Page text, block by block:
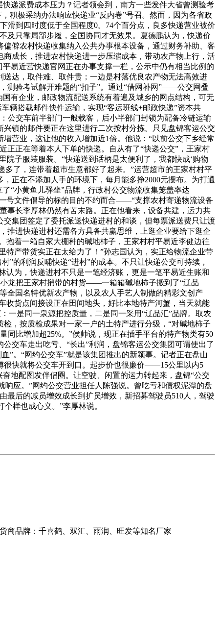
递派费成本压力？记者领会到，南方一些发件大省曾测验考
积极采纳办法响应快递业“反内卷”号召。然而，因为各省政
滑到四时度低于全国程度0。74个百分点，良多快递营业被价
及只靠局部步履，全国协同才无效果。夏德鹏认为，快递价
僻农村快递收集纳入公共办事根本设备，通过财务补助、客
成长，推进农村快递进一步压缩成本，带动农产物上行，活
易近营快递官网正在办事支撑一栏，公示中仍有相当比例的
达，取件难、取件贵；一边是村落优良农产物无法高效进
测验考试解开难题的“扣子”。通过“借网补网”——公交网叠
有企业，邮政物流配送系统有着遍及城乡的网点结构，可无
辆搭载邮件快件运输，实现“客运班线+邮政快递”资本共
公交车前半部门一般载客，后小半部门封锁为配备冷链运输
镇的邮件要正在这里进行二次按村分拣。只见盘锦客运公交
营业，这让他的收入增加近1倍。他说：“以前公交下乡经常
正正在等着本人下单的快递。自从有了“快递公交”，王家村
子服装服装。“快递送到话柄是太便利了，我都快成‘购物
了，连带着超市生意都好了起来。”运营超市的王家村村平
正在不添加人手的环境下，每月能多挣2000元摆布。为打通
“小黄鱼儿驿坐”品牌，行政村公交物流收集笼盖率达
号文件倡导的标的目的不约而合——“支撑农村寄递物流设备
事长李厚林仍然有苦末路。正在他看来，设备共建，运力共
集团签定了委托派送快递进村的和谈，但每票派送费只让渡
推进快递进村还需各方具备共赢思维，上逛企业要给下逛企
着一箱自家大棚种的碱地柿子，王家村村平易近李健边往
特产带货实正在太给力了！”孙志国认为，实正给物流企业带
”的利润反哺快递“进村”的成本。不只让快递公交可持续，
认为，快递进村不只是一笔经济账，更是一笔平易近生账和
小龙把王家村捎带的村货——一箱箱碱地柿子搬到了“辽品
全国名特优新农产物，以及农人手艺人制做的精彩文创产
收货点间接设正在田间地头，好比本地特产河蟹，当天就能
一是同一泉源把控质量，二是同一采用“辽品汇”品牌。取农
，按质检成果对一家一户的土特产进行分级，“对碱地柿子
同比增加超25%。”侯帅说，现正在插手平台的特产物类有50
交车走出吃亏、“长出”利润，盘锦客运公交集团可谓使出了
”。“网约公交车”就是该集团推出的新颖事。记者正在盘山
很快就将公交车开到口。起步价也很廉价——15公里以内5
地配图发伴侣圈。让空驶、闲置的运力转起来，盘锦“公交
响应。”网约公交营业担任人陈强说。曾吃亏和债权泥潭的盘
最后的减员增效成长到扩员增效，新招募驾驶员510人，驾驶
样也成心义。”李厚林说。
商品牌：千喜鹤、双汇、雨润、旺发等知名厂家